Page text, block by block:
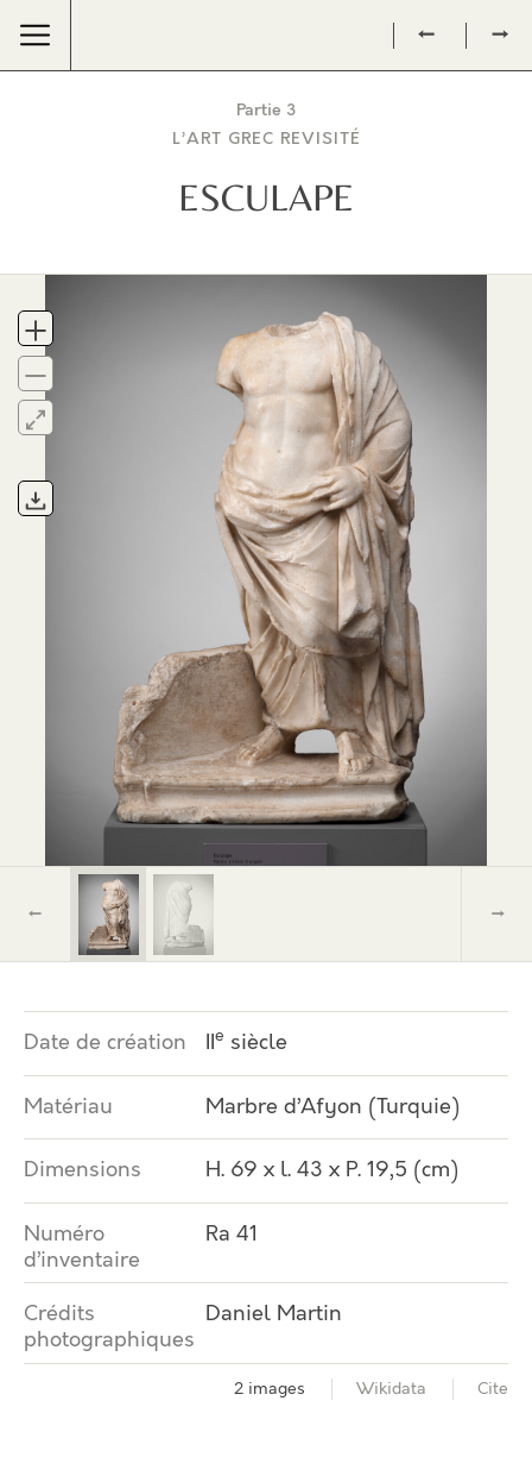
← →
Partie 3
L’ART GREC REVISITÉ
ESCULAPE
← →
Date de création IIe siècle
Matériau Marbre d’Afyon (Turquie)
Dimensions H. 69 x l. 43 x P. 19,5 (cm)
Numéro
d’inventaire
Ra 41
Crédits
photographiques
Daniel Martin
2 images Wikidata Cite